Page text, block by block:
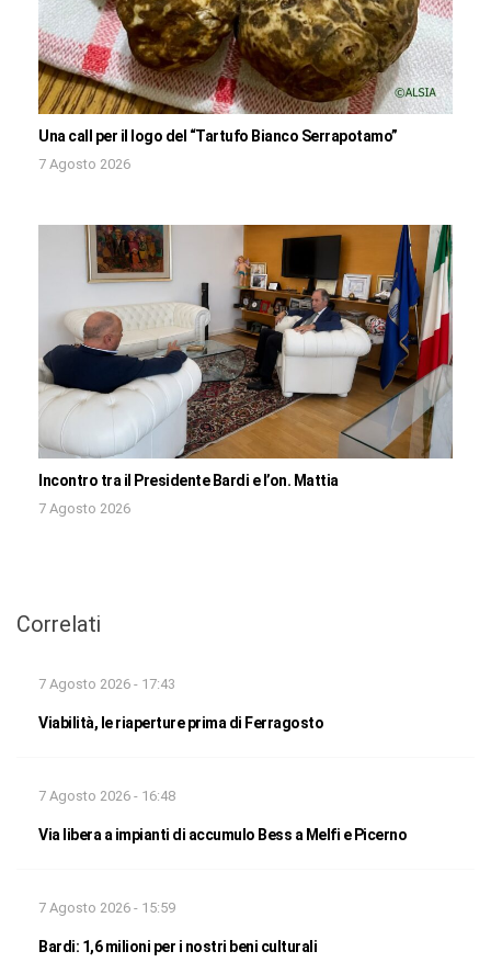
Una call per il logo del “Tartufo Bianco Serrapotamo”
7 Agosto 2026
Incontro tra il Presidente Bardi e l’on. Mattia
7 Agosto 2026
Correlati
7 Agosto 2026 - 17:43
Viabilità, le riaperture prima di Ferragosto
7 Agosto 2026 - 16:48
Via libera a impianti di accumulo Bess a Melfi e Picerno
7 Agosto 2026 - 15:59
Bardi: 1,6 milioni per i nostri beni culturali